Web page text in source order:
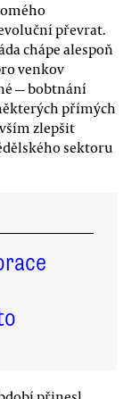
převrat.
chápe alespoň
venkov
— bobtnání
přímých
zlepšit
sektoru